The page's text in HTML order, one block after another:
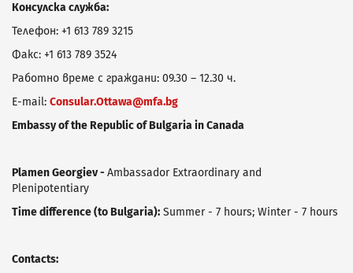
Консулска служба:
Телефон: +1 613 789 3215
Факс: +1 613 789 3524
Работно време с граждани: 09.30 – 12.30 ч.
E-mail: Consular.Ottawa@mfa.bg
Embassy of the Republic of Bulgaria in Canada
Plamen Georgiev - Ambassador Extraordinary and
Plenipotentiary
Time difference (to Bulgaria): Summer - 7 hours; Winter - 7 hours
Contacts: